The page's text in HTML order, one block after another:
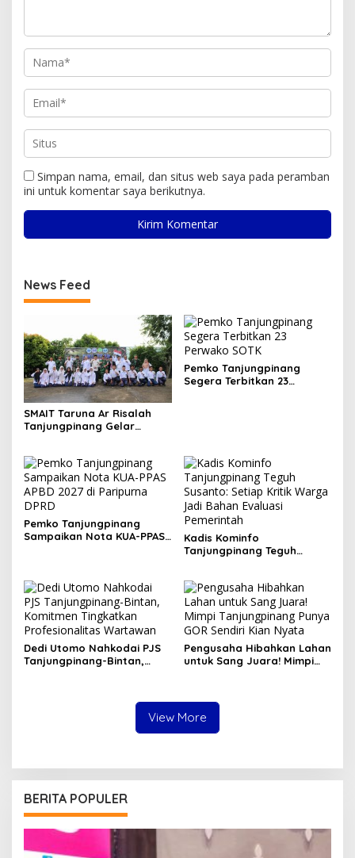
Simpan nama, email, dan situs web saya pada peramban
ini untuk komentar saya berikutnya.
News Feed
SMAIT Taruna Ar Risalah
Tanjungpinang Gelar
Kepemimpinan
Pemko Tanjungpinang
Segera Terbitkan 23
Pemko Tanjungpinang
Sampaikan Nota KUA-PPAS
Kadis Kominfo
Tanjungpinang Teguh
Pemerintah
Dedi Utomo Nahkodai PJS
Tanjungpinang-Bintan,
Pengusaha Hibahkan Lahan
untuk Sang Juara! Mimpi
View More
BERITA POPULER